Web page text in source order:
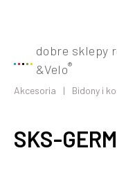
dobre sklepy
&Velo®
Akcesoria Bidony i
SKS-